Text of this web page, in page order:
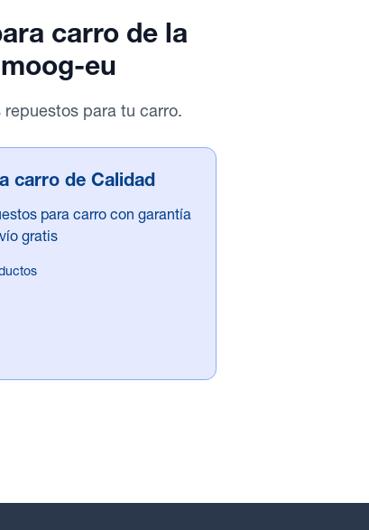
carro de la
eu
repuestos para tu carro.
carro de Calidad
para carro con garantía
gratis